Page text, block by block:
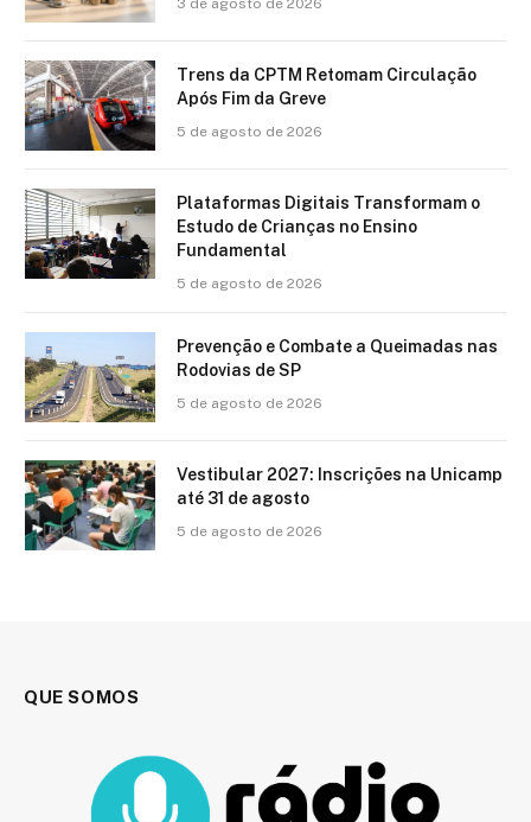
Trens da CPTM Retomam Circulação
Após Fim da Greve
5 de agosto de 2026
Plataformas Digitais Transformam o
Estudo de Crianças no Ensino
Fundamental
5 de agosto de 2026
Prevenção e Combate a Queimadas nas
Rodovias de SP
5 de agosto de 2026
Vestibular 2027: Inscrições na Unicamp
até 31 de agosto
5 de agosto de 2026
QUE SOMOS